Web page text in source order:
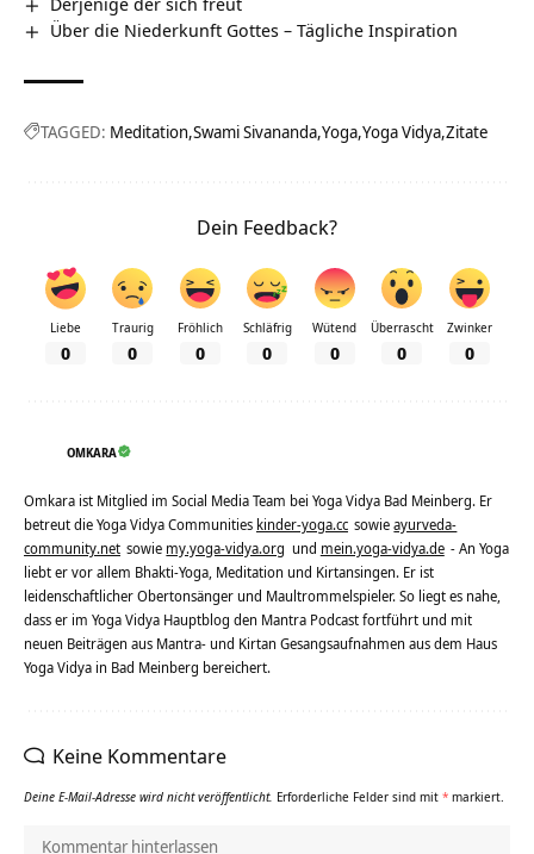
Über die Niederkunft Gottes – Tägliche Inspiration
TAGGED: Meditation Swami Sivananda Yoga Yoga Vidya Zitate
Dein Feedback?
Liebe
0
Traurig
0
Fröhlich
0
Schläfrig
0
Wütend
0
Überrascht
0
Zwinker
0
OMKARA
Omkara ist Mitglied im Social Media Team bei Yoga Vidya Bad Meinberg. Er
betreut die Yoga Vidya Communities kinder-yoga.cc sowieayurveda-
community.net sowie my.yoga-vidya.org und mein.yoga-vidya.de - An Yoga
liebt er vor allem Bhakti-Yoga, Meditation und Kirtansingen. Er ist
leidenschaftlicher Obertonsänger und Maultrommelspieler. So liegt es nahe,
dass er im Yoga Vidya Hauptblog den Mantra Podcast fortführt und mit
neuen Beiträgen aus Mantra- und Kirtan Gesangsaufnahmen aus dem Haus
Yoga Vidya in Bad Meinberg bereichert.
Keine Kommentare
Deine E-Mail-Adresse wird nicht veröffentlicht. Erforderliche Felder sind mit * markiert.